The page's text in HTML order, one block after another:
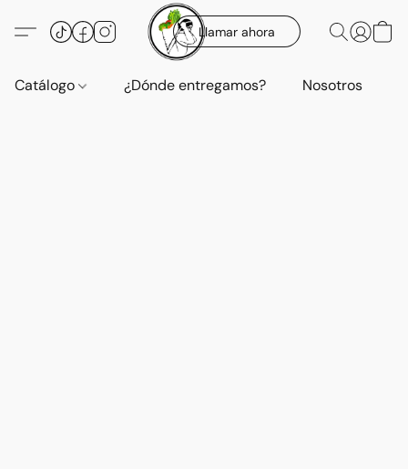
Llamar ahora
Catálogo ¿Dónde entregamos? Nosotros